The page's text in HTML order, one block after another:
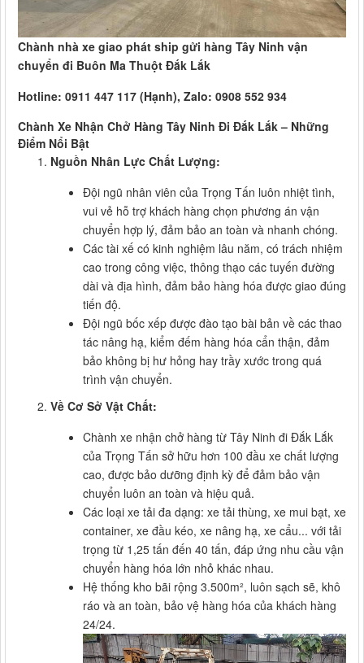
Chành nhà xe giao phát ship gửi hàng Tây Ninh vận
chuyển đi Buôn Ma Thuột Đắk Lắk
Hotline: 0911 447 117 (Hạnh), Zalo: 0908 552 934
Chành Xe Nhận Chở Hàng Tây Ninh Đi Đắk Lắk – Những
Điểm Nổi Bật
Nguồn Nhân Lực Chất Lượng:
Đội ngũ nhân viên của Trọng Tấn luôn nhiệt tình,
vui vẻ hỗ trợ khách hàng chọn phương án vận
chuyển hợp lý, đảm bảo an toàn và nhanh chóng.
Các tài xế có kinh nghiệm lâu năm, có trách nhiệm
cao trong công việc, thông thạo các tuyến đường
dài và địa hình, đảm bảo hàng hóa được giao đúng
tiến độ.
Đội ngũ bốc xếp được đào tạo bài bản về các thao
tác nâng hạ, kiểm đếm hàng hóa cẩn thận, đảm
bảo không bị hư hỏng hay trầy xước trong quá
trình vận chuyển.
Về Cơ Sở Vật Chất:
Chành xe nhận chở hàng từ Tây Ninh đi Đắk Lắk
của Trọng Tấn sở hữu hơn 100 đầu xe chất lượng
cao, được bảo dưỡng định kỳ để đảm bảo vận
chuyển luôn an toàn và hiệu quả.
Các loại xe tải đa dạng: xe tải thùng, xe mui bạt, xe
container, xe đầu kéo, xe nâng hạ, xe cẩu... với tải
trọng từ 1,25 tấn đến 40 tấn, đáp ứng nhu cầu vận
chuyển hàng hóa lớn nhỏ khác nhau.
Hệ thống kho bãi rộng 3.500m², luôn sạch sẽ, khô
ráo và an toàn, bảo vệ hàng hóa của khách hàng
24/24.